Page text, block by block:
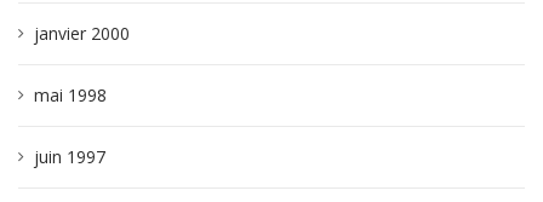
janvier 2000
mai 1998
juin 1997